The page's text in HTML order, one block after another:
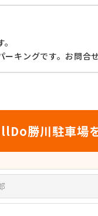
キングです。お問合せ
勝川駐車場